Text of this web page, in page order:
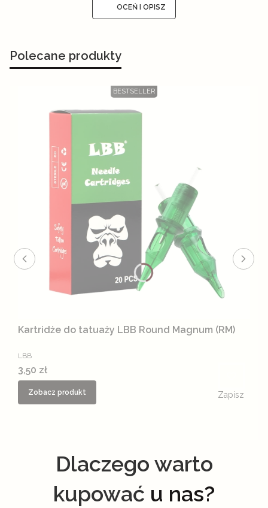
OCEŃ I OPISZ
Polecane produkty
BESTSELLER
Kartridże do tatuaży LBB Round Magnum (RM)
PRODUCENT
LBB
Cena
3,50 zł
Zapisz
Zobacz produkt
Dlaczego warto
kupować u nas?